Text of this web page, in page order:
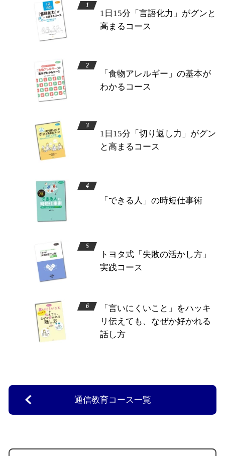
1日15分「言語化力」がグンと
高まるコース
「食物アレルギー」の基本が
わかるコース
1日15分「切り返し力」がグン
と高まるコース
「できる人」の時短仕事術
トヨタ式「失敗の活かし方」
実践コース
「言いにくいこと」をハッキ
リ伝えても、なぜか好かれる
話し方
通信教育コース一覧